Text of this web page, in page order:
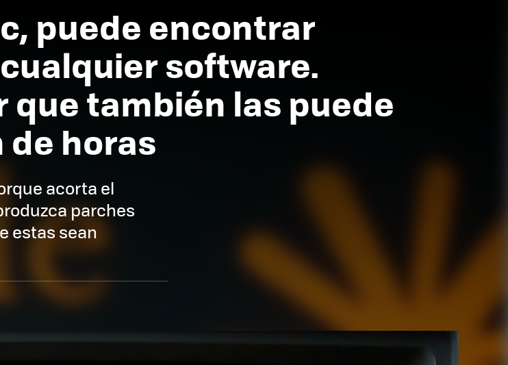
puede encontrar
software.
también las puede
horas
acorta el
parches
estas sean